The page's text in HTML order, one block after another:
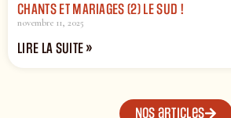
CHANTS ET MARIAGES (2) LE SUD !
novembre 11, 2025
LIRE LA SUITE »
Nos articles